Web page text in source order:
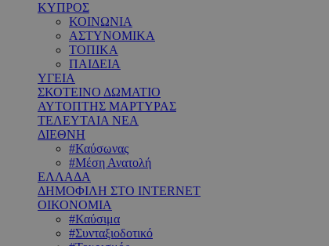
ΚΥΠΡΟΣ
ΚΟΙΝΩΝΙΑ
ΑΣΤΥΝΟΜΙΚΑ
ΤΟΠΙΚΑ
ΠΑΙΔΕΙΑ
ΥΓΕΙΑ
ΣΚΟΤΕΙΝΟ ΔΩΜΑΤΙΟ
ΑΥΤΟΠΤΗΣ ΜΑΡΤΥΡΑΣ
ΤΕΛΕΥΤΑΙΑ ΝΕΑ
ΔΙΕΘΝΗ
#Καύσωνας
#Μέση Ανατολή
ΕΛΛΑΔΑ
ΔΗΜΟΦΙΛΗ ΣΤΟ INTERNET
ΟΙΚΟΝΟΜΙΑ
#Καύσιμα
#Συνταξιοδοτικό